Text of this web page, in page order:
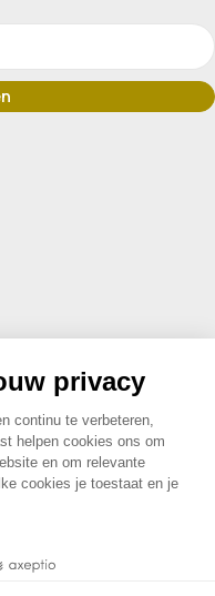
voorbehouden |
Madoo|Sitemap